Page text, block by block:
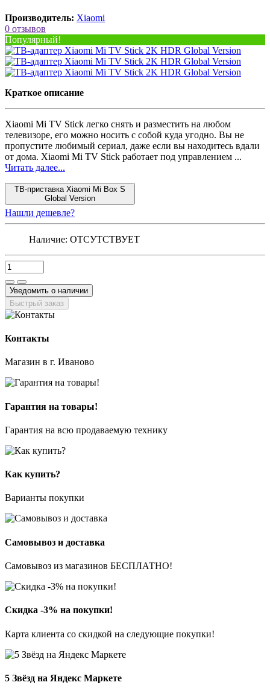
Производитель: Xiaomi
0 отзывов
Популярный!
Краткое описание
Xiaomi Mi TV Stick легко снять и разместить на любом
телевизоре, его можно носить с собой куда угодно. Вы не
пропустите любимый сериал, даже если вы находитесь вдали
от дома. Xiaomi Mi TV Stick работает под управлением ...
Читать далее...
ТВ-приставка Xiaomi Mi Box S
Global Version
Нашли дешевле?
Наличие: ОТСУТСТВУЕТ
Уведомить о наличии
Быстрый заказ
Контакты
Магазин в г. Иваново
Гарантия на товары!
Гарантия на всю продаваемую технику
Как купить?
Варианты покупки
Самовывоз и доставка
Самовывоз из магазинов БЕСПЛАТНО!
Скидка -3% на покупки!
Карта клиента со скидкой на следующие покупки!
5 Звёзд на Яндекс Маркете